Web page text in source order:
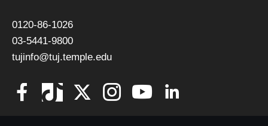
0120-86-1026
03-5441-9800
tujinfo@tuj.temple.edu